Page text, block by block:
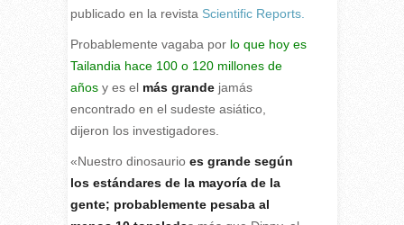
publicado en la revista Scientific Reports.
Probablemente vagaba porlo que hoy es
Tailandia hace 100 o 120 millones de
añosy es el más grandejamás
encontrado en el sudeste asiático,
dijeron los investigadores.
«Nuestro dinosaurio es grande según
los estándares de la mayoría de la
gente; probablemente pesaba al